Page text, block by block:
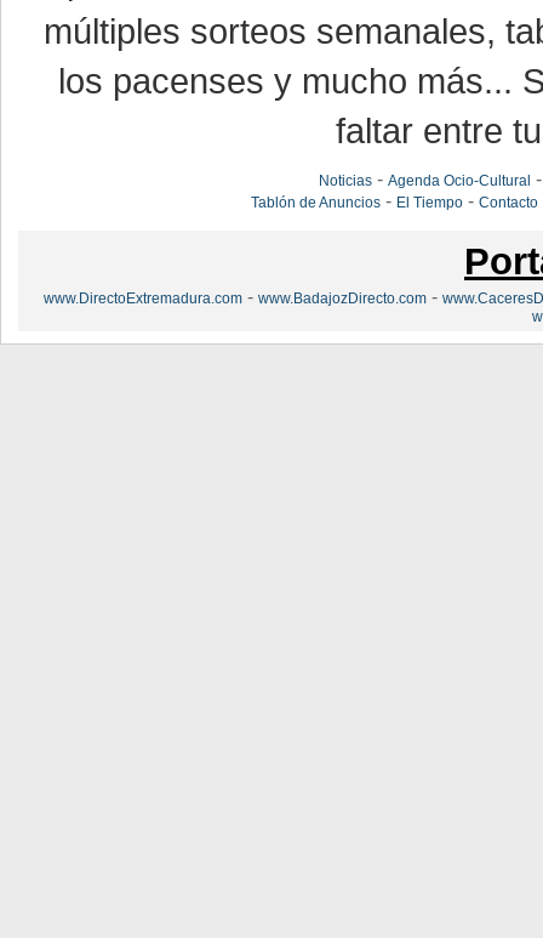
múltiples sorteos semanales,
los pacenses y mucho más...
faltar entre
Noticias -Agenda Ocio-Cultural
Tablón de Anuncios - El Tiempo -Contacto
www.DirectoExtremadura.com - www.BadajozDirecto.com -